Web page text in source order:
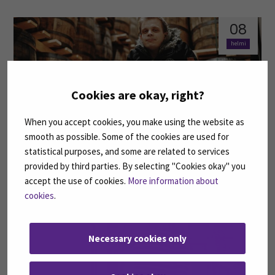
Cookies are okay, right?
When you accept cookies, you make using the website as
smooth as possible. Some of the cookies are used for
statistical purposes, and some are related to services
provided by third parties. By selecting "Cookies okay" you
accept the use of cookies. More information about
cookies.
Necessary cookies only
08
helmi
Matti Leppälehdon intohimona on mauilla leikkiminen